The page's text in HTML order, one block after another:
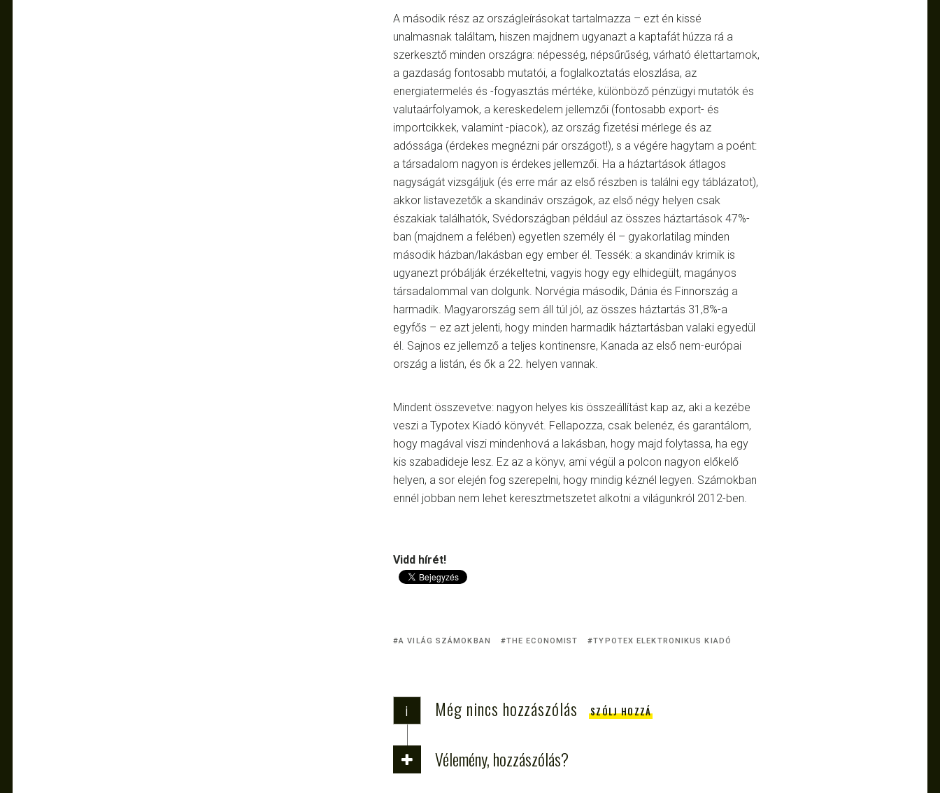
A második rész az országleírásokat tartalmazza – ezt én kissé
unalmasnak találtam, hiszen majdnem ugyanazt a kaptafát húzza rá a
szerkesztő minden országra: népesség, népsűrűség, várható élettartamok,
a gazdaság fontosabb mutatói, a foglalkoztatás eloszlása, az
energiatermelés és -fogyasztás mértéke, különböző pénzügyi mutatók és
valutaárfolyamok, a kereskedelem jellemzői (fontosabb export- és
importcikkek, valamint -piacok), az ország fizetési mérlege és az
adóssága (érdekes megnézni pár országot!), s a végére hagytam a poént:
a társadalom nagyon is érdekes jellemzői. Ha a háztartások átlagos
nagyságát vizsgáljuk (és erre már az első részben is találni egy táblázatot),
akkor listavezetők a skandináv országok, az első négy helyen csak
északiak találhatók, Svédországban például az összes háztartások 47%-
ban (majdnem a felében) egyetlen személy él – gyakorlatilag minden
második házban/lakásban egy ember él. Tessék: a skandináv krimik is
ugyanezt próbálják érzékeltetni, vagyis hogy egy elhidegült, magányos
társadalommal van dolgunk. Norvégia második, Dánia és Finnország a
harmadik. Magyarország sem áll túl jól, az összes háztartás 31,8%-a
egyfős – ez azt jelenti, hogy minden harmadik háztartásban valaki egyedül
él. Sajnos ez jellemző a teljes kontinensre, Kanada az első nem-európai
ország a listán, és ők a 22. helyen vannak.
Mindent összevetve: nagyon helyes kis összeállítást kap az, aki a kezébe
veszi a Typotex Kiadó könyvét. Fellapozza, csak belenéz, és garantálom,
hogy magával viszi mindenhová a lakásban, hogy majd folytassa, ha egy
kis szabadideje lesz. Ez az a könyv, ami végül a polcon nagyon előkelő
helyen, a sor elején fog szerepelni, hogy mindig kéznél legyen. Számokban
ennél jobban nem lehet keresztmetszetet alkotni a világunkról 2012-ben.
Vidd hírét!
A VILÁG SZÁMOKBAN THE ECONOMIST TYPOTEX ELEKTRONIKUS KIADÓ
i Még nincs hozzászólás SZÓLJ HOZZÁ
Vélemény, hozzászólás?